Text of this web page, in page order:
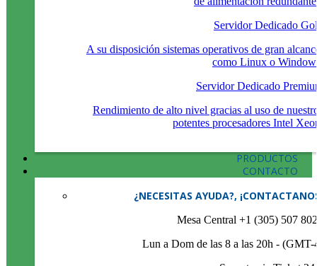
Servidor Dedicado
A su disposición sistemas operativos de gran
como Linux o
Servidor Dedicado
Rendimiento de alto nivel gracias al uso de
potentes procesadores Intel
PRODUCTOS
CONTACTO
¿NECESITAS AYUDA?,
Mesa Central +1 (305) 507
Lun a Dom de las 8 a las 20h - (GMT-